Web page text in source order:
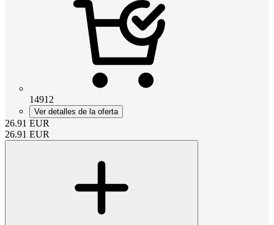
14912
Ver detalles de la oferta
26.91 EUR
26.91 EUR